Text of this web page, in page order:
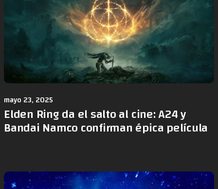
mayo 23, 2025
Elden Ring da el salto al cine: A24 y
Bandai Namco confirman épica película